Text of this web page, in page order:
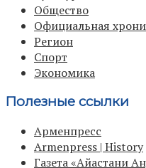
Общество
Официальная
Регион
Спорт
Экономика
Полезные ссылки
Арменпресс
Armenpress | History
Газета «Айастани